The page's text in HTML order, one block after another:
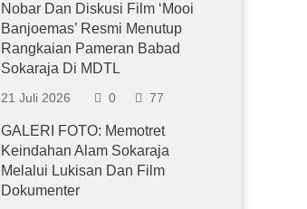
Nobar Dan Diskusi Film ‘Mooi
Banjoemas’ Resmi Menutup
Rangkaian Pameran Babad
Sokaraja Di MDTL
21 Juli 2026 0 77
GALERI FOTO: Memotret
Keindahan Alam Sokaraja
Melalui Lukisan Dan Film
Dokumenter